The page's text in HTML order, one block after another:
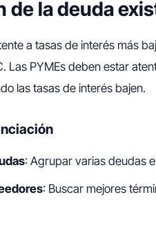
de la deuda
a tasas de interés más
Las PYMEs deben estar
las tasas de interés bajen.
: Agrupar varias deudas
: Buscar mejores